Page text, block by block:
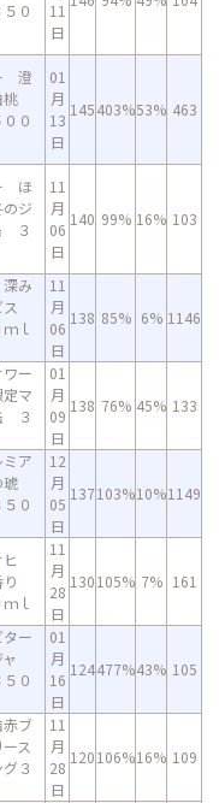
０
11
日
澄
桃
０
01
月
13
日
145403%53% 463
ほ
ジ
３
11
月
06
日
140 99% 16% 103
み
ス
ｌ
11
月
06
日
138 85% 6% 1146
ー
定マ
３
01
月
09
日
138 76% 45% 133
ミア
０
12
月
05
日
137103%10%1149
ヒ
り
ｌ
11
月
28
日
130105% 7% 161
ー
０
01
月
16
日
124477%43% 105
赤ブ
ス
３
11
月
28
日
120106%16% 109